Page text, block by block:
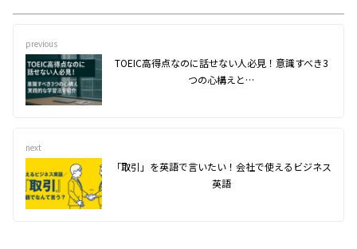
previous
TOEIC高得点なのに話せない人必見！意識すべき3
つの心構えと…
next
「取引」を英語で言いたい！会社で使えるビジネス
英語